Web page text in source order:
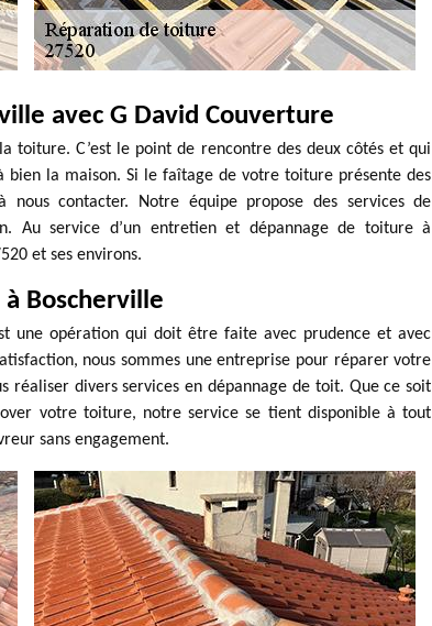
avec G David Couverture
toiture. C’est le point de rencontre des deux côtés et qui
bien la maison. Si le faîtage de votre toiture présente des
nous contacter. Notre équipe propose des services de
Au service d’un entretien et dépannage de toiture à
et ses environs.
Boscherville
une opération qui doit être faite avec prudence et avec
nous sommes une entreprise pour réparer votre
réaliser divers services en dépannage de toit. Que ce soit
votre toiture, notre service se tient disponible à tout
sans engagement.